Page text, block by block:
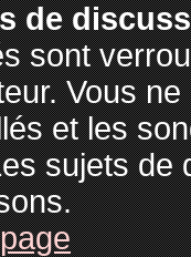
de
sont
Vous
et les
sujets